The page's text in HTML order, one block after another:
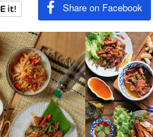
Share on Facebook